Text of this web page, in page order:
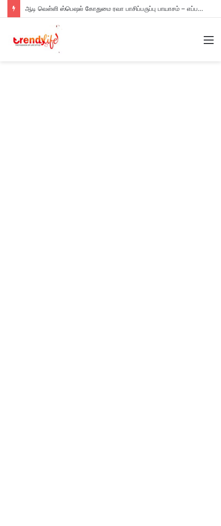
ஆடி வெள்ளி ஸ்பெஷல் கோதுமை ரவா பாசிப்பருப்பு பாயாசம் – எப்படி செய்யணும் தெரியுமா?